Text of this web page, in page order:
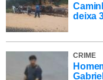
deixa
CRIME